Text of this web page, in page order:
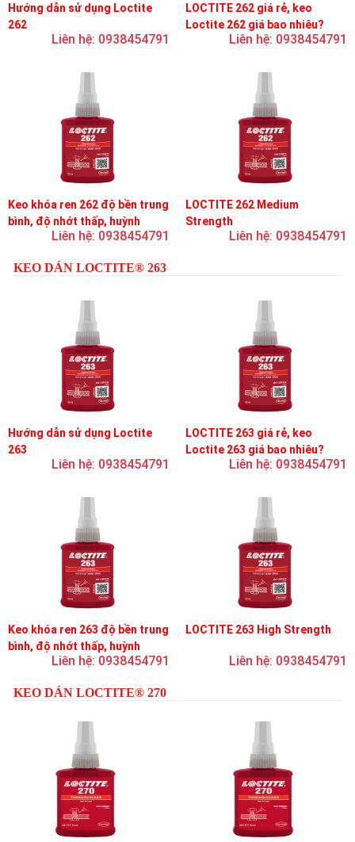
Hướng dẫn sử dụng Loctite
262
Liên hệ: 0938454791
LOCTITE 262 giá rẻ, keo
Loctite 262 giá bao nhiêu?
Liên hệ: 0938454791
Keo khóa ren 262 độ bền trung
bình, độ nhớt thấp, huỳnh
Liên hệ: 0938454791
LOCTITE 262 Medium
Strength
Liên hệ: 0938454791
KEO DÁN LOCTITE® 263
Hướng dẫn sử dụng Loctite
263
Liên hệ: 0938454791
LOCTITE 263 giá rẻ, keo
Loctite 263 giá bao nhiêu?
Liên hệ: 0938454791
Keo khóa ren 263 độ bền trung
bình, độ nhớt thấp, huỳnh
Liên hệ: 0938454791
LOCTITE 263 High Strength
Liên hệ: 0938454791
KEO DÁN LOCTITE® 270